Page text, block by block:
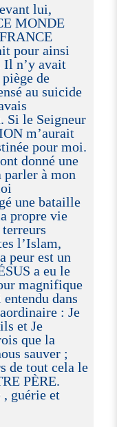
lui,
MONDE
pour ainsi
Il n’y avait
de
au suicide
Si le Seigneur
m’aurait
pour moi.
donné une
parler à mon
une bataille
propre vie
l’Islam,
peur est un
a eu le
magnifique
dans
: Je
et Je
que la
sauver ;
de tout cela le
PÈRE.
guérie et